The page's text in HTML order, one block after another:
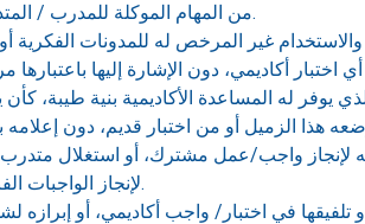
من المهام الموكلة للمدرب / المتدرب.
غير المرخص له للمدونات الفكرية
يوفر له المساعدة الأكاديمية بنية طيبة، كأن
واجب/عمل مشترك، أو استغلال متدرب
لإنجاز الواجبات الفردية.
في اختبار/ واجب أكاديمي، أو إبرازه